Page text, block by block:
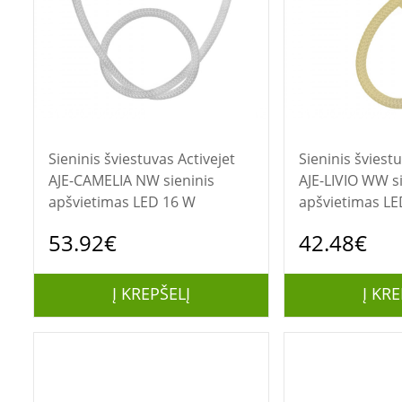
Sieninis šviestuvas Activejet
AJE-CAMELIA NW sieninis
apšvietimas LED 16 W
53.92€
Į KREPŠELĮ
Sieninis šviestuvas
AJE-LIVIO WW
apšvietimas
42.48€
Į